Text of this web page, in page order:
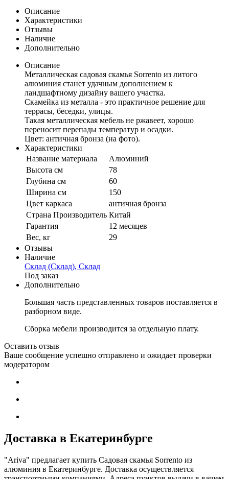
Описание
Характеристики
Отзывы
Наличие
Дополнительно
Описание
Металлическая садовая скамья Sorrento из литого
алюминия станет удачным дополнением к
ландшафтному дизайну вашего участка.
Скамейка из металла - это практичное решение для
террасы, беседки, улицы.
Такая металлическая мебель не ржавеет, хорошо
переносит перепады температур и осадки.
Цвет: античная бронза (на фото).
Характеристики
Название материала
Алюминий
Высота см
78
Глубина см
60
Ширина см
150
Цвет каркаса
античная бронза
Страна Производитель Китай
Гарантия
12 месяцев
Вес, кг
29
Отзывы
Наличие
Склад (Склад), Склад
Под заказ
Дополнительно
Большая часть представленных товаров поставляется в
разборном виде.
Сборка мебели производится за отдельную плату.
Оставить отзыв
Ваше сообщение успешно отправлено и ожидает проверки
модератором
Доставка в Екатеринбурге
"Ariva" предлагает купить Садовая скамья Sorrento из
алюминия в Екатеринбурге. Доставка осуществляется